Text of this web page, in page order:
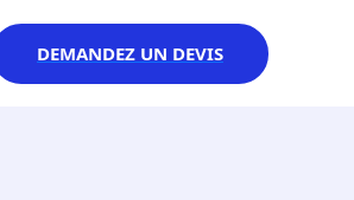
DEMANDEZ UN DEVIS